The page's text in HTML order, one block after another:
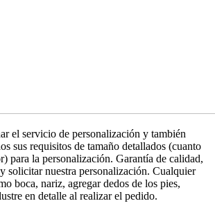
el servicio de personalización y también
sus requisitos de tamaño detallados (cuanto
para la personalización. Garantía de calidad,
solicitar nuestra personalización. Cualquier
boca, nariz, agregar dedos de los pies,
en detalle al realizar el pedido.